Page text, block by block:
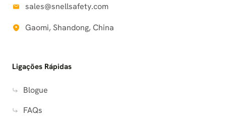
sales@snellsafety.com
Gaomi, Shandong, China
Ligações Rápidas
Blogue
FAQs